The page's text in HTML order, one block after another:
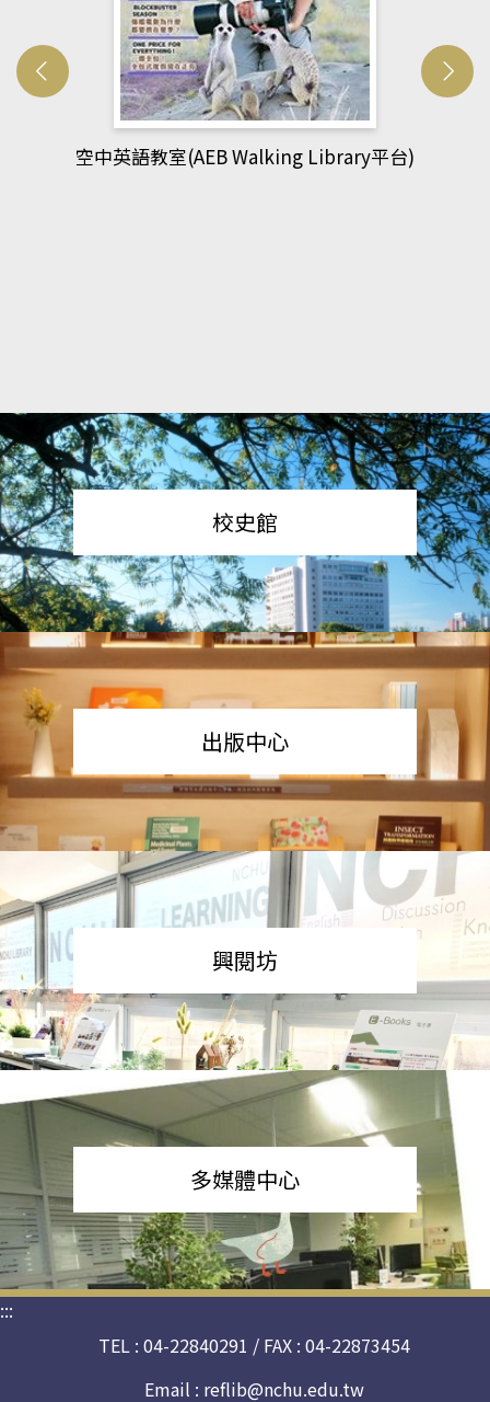
網管人(kono平台)
校史館
出版中心
興閱坊
多媒體中心
:::
TEL : 04-22840291 / FAX : 04-22873454
Email : reflib@nchu.edu.tw